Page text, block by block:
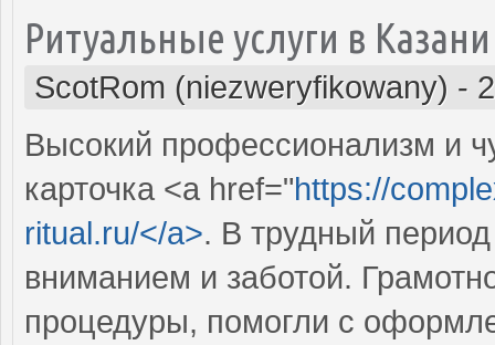
Ритуальные услуги в Казани
ScotRom (niezweryfikowany) -
Высокий профессионализм и
карточка <a href="https://
ritual.ru/</a>. В трудный
вниманием и заботой.
процедуры, помогли с